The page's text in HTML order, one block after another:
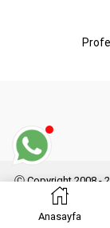
Ⓒ Copyright 2008 -
Anasayfa